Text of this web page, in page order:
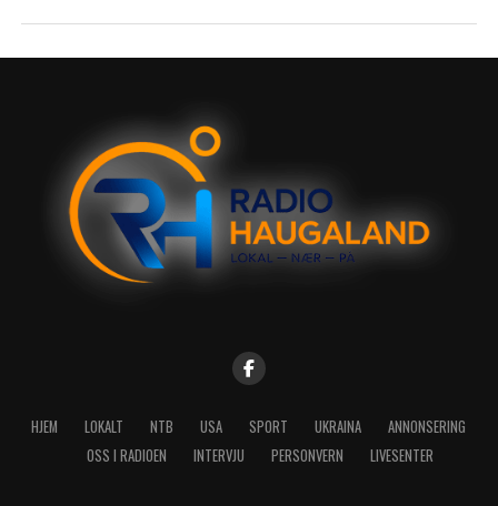
HJEM LOKALT NTB USA SPORT UKRAINA
ANNONSERING
OSS I RADIOEN
INTERVJU PERSONVERN LIVESENTER